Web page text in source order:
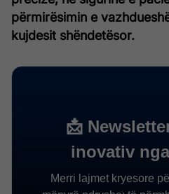
përmirësimin e
kujdesit shëndetësor.